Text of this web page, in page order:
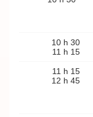
10 h 30
11 h 15
11 h 15
12 h 45